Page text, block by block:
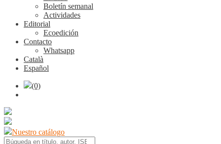
Boletín semanal
Actividades
Editorial
Ecoedición
Contacto
Whatsapp
Català
Español
(0)
Nuestro catálogo